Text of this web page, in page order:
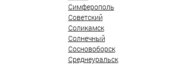
Симферополь
Советский
Соликамск
Солнечный
Сосновоборск
Среднеуральск